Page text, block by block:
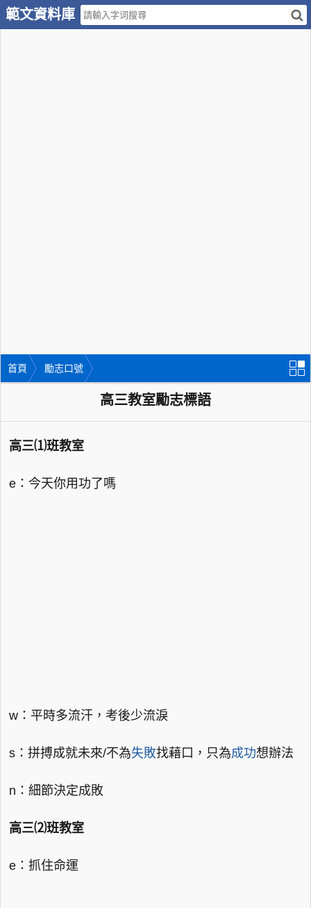
範文資料庫
首頁 勵志口號
高三教室勵志標語
高三⑴班教室
e：今天你用功了嗎
w：平時多流汗，考後少流淚
s：拼搏成就未來/不為失敗找藉口，只為成功想辦法
n：細節決定成敗
高三⑵班教室
e：抓住命運